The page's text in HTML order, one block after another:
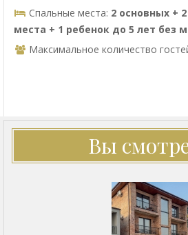
Спальные места: 2 основных +
места + 1 ребенок до 5 лет без
Максимальное количество
Вы